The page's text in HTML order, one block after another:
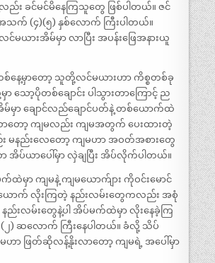
း ခင်မင်မိနေကြသူတွေ ဖြစ်ပါတယ်။ ဇင်
သက် (၄)(၅) နှစ်လောက် ကြီးပါတယ်။
ယားအိမ်မှာ လာပြီး အပန်းဖြေအနားယူ
စ်နေ့မှာတော့ သူတို့လင်မယားဟာ ကိစ္စတစ်ခု
သော့ပိုတစ်ချောင်း ပါသွားတာကြောင့် ည
မ်မှာ ချောင်လည်ချောင်ပတ်နဲ့ တစ်ယောက်ထဲ
ာတော့ ကျမလည်း ကျမအတွက် ပေးထားတဲ့
မနည်းလေတော့ ကျမဟာ အဝတ်အစားတွေ
အိပ်ယာပေါ်မှာ လှဲချပြီး အိပ်လိုက်ပါတယ်။
ထဲမှာ ကျမနဲ့ ကျမယောက်ျား ကိုဝင်းမောင်
ောက် လိုးကြတဲ့ နည်းလမ်းတွေကလည်း အစုံ
နည်းလမ်းတွေနဲ့ပါ အိပ်မက်ထဲမှာ လိုးနေခဲ့ကြ
၂) ဆလောက် ကြီးနေပါတယ်။ ခံလို့ သိပ်
ာ ဖြတ်ဆိုလန့်နိုးလာတော့ ကျမရဲ့ အပေါ်မှာ